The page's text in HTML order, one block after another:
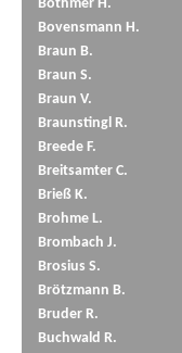
Bothmer H.
Bovensmann H.
Braun B.
Braun S.
Braun V.
Braunstingl R.
Breede F.
Breitsamter C.
Brieß K.
Brohme L.
Brombach J.
Brosius S.
Brötzmann B.
Bruder R.
Buchwald R.